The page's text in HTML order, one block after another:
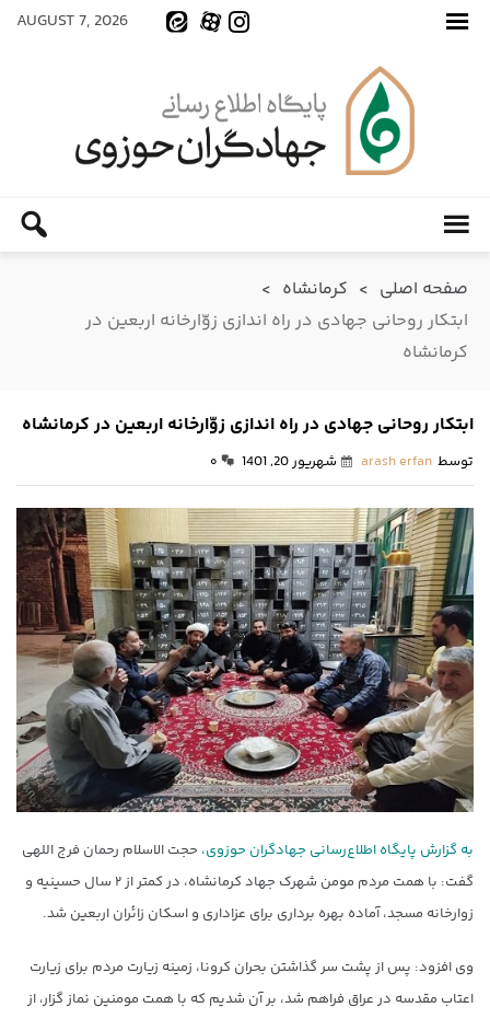
AUGUST 7, 2026
صفحه اصلی > کرمانشاه >
ابتکار روحانی جهادی در راه اندازی زوّارخانه اربعین در
کرمانشاه
ابتکار روحانی جهادی در راه اندازی زوّارخانه اربعین در کرمانشاه
توسط arash erfan شهریور 20, 1401 ۰
به گزارش پایگاه اطلاع‌رسانی جهادگران حوزوی، حجت الاسلام رحمان فرج اللهی
گفت: با همت مردم مومن شهرک جهاد کرمانشاه، در کمتر از ۲ سال حسینیه و
زوارخانه مسجد، آماده بهره برداری برای عزاداری و اسکان زائران اربعین شد.
وی افزود: پس از پشت سر گذاشتن بحران کرونا، زمینه زیارت مردم برای زیارت
اعتاب مقدسه در عراق فراهم شد، بر آن شدیم که با همت مومنین نماز گزار، از